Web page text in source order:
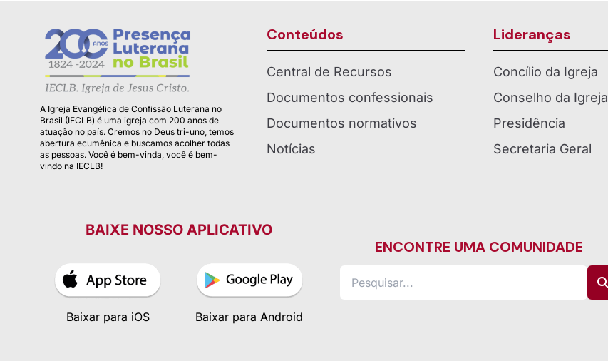
A Igreja Evangélica de Confissão Luterana no
Brasil (IECLB) é uma igreja com 200 anos de
atuação no país. Cremos no Deus tri-uno, temos
abertura ecumênica e buscamos acolher todas
as pessoas. Você é bem-vinda, você é bem-
vindo na IECLB!
Conteúdos
Central de Recursos
Documentos confessionais
Documentos normativos
Notícias
Lideranças
Concílio da Igreja
Conselho da Igreja
Presidência
Secretaria Geral
BAIXE NOSSO APLICATIVO
Baixar para iOS Baixar para Android
ENCONTRE UMA COMUNIDADE